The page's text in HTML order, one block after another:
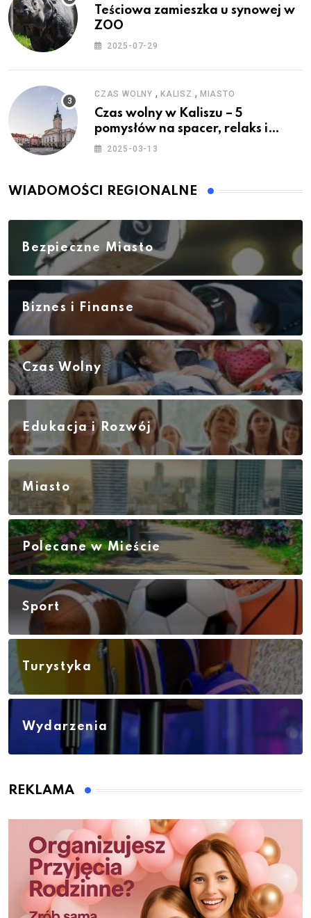
Teściowa zamieszka u synowej w
ZOO
2025-07-29
CZAS WOLNY , KALISZ , MIASTO
Czas wolny w Kaliszu – 5
pomysłów na spacer, relaks i
rodzinne atrakcje
2025-03-13
WIADOMOŚCI REGIONALNE
Bezpieczne Miasto
Biznes i Finanse
Czas Wolny
Edukacja i Rozwój
Miasto
Polecane w Mieście
Sport
Turystyka
Wydarzenia
REKLAMA